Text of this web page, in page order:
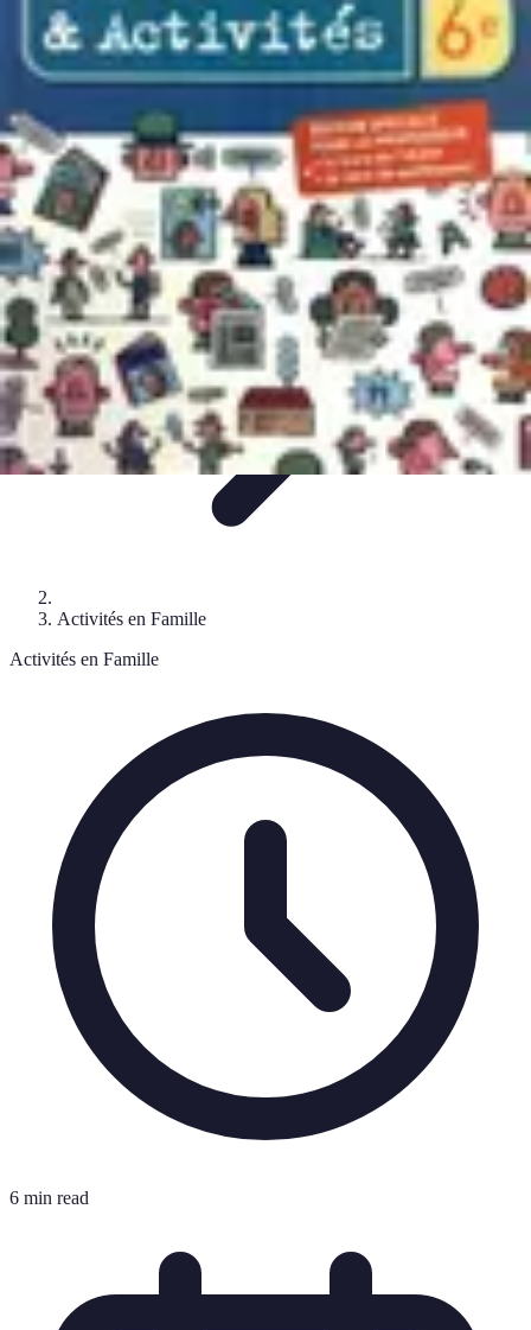
Best Fun Activities
Activités en Plein Air FamilleActivités de GroupeActivités
Extrêmes
Activités Créatives
Best Fun Activities
Activités en Famille
Activités en Famille
6 min read